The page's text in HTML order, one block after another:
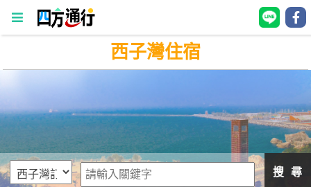
四
行
房
西子灣住宿
搜 尋